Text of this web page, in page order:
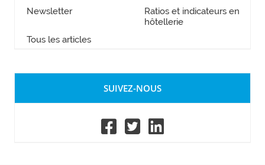
Newsletter
Ratios et indicateurs en
hôtellerie
Tous les articles
SUIVEZ-NOUS